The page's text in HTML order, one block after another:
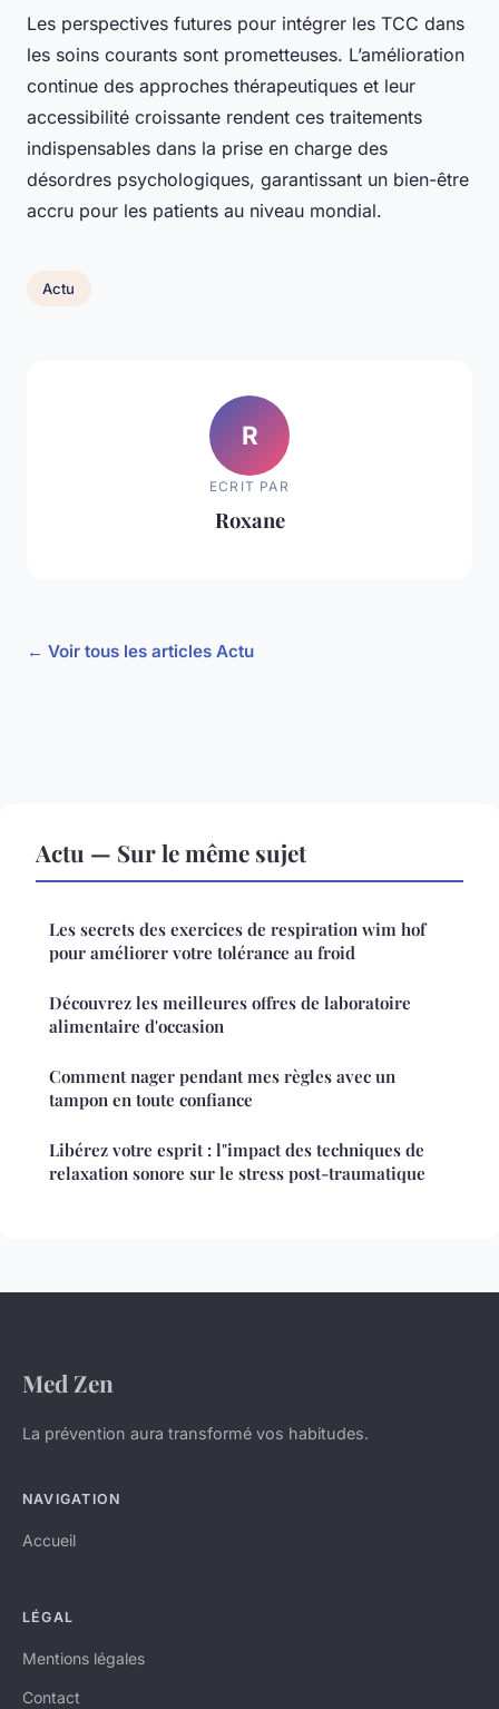
Les perspectives futures pour intégrer les TCC dans
les soins courants sont prometteuses. L’amélioration
continue des approches thérapeutiques et leur
accessibilité croissante rendent ces traitements
indispensables dans la prise en charge des
désordres psychologiques, garantissant un bien-être
accru pour les patients au niveau mondial.
Actu
R
ECRIT PAR
Roxane
← Voir tous les articles Actu
Actu — Sur le même sujet
Les secrets des exercices de respiration wim hof
pour améliorer votre tolérance au froid
Découvrez les meilleures offres de laboratoire
alimentaire d'occasion
Comment nager pendant mes règles avec un
tampon en toute confiance
Libérez votre esprit : l"impact des techniques de
relaxation sonore sur le stress post-traumatique
Med Zen
La prévention aura transformé vos habitudes.
NAVIGATION
Accueil
LÉGAL
Mentions légales
Contact